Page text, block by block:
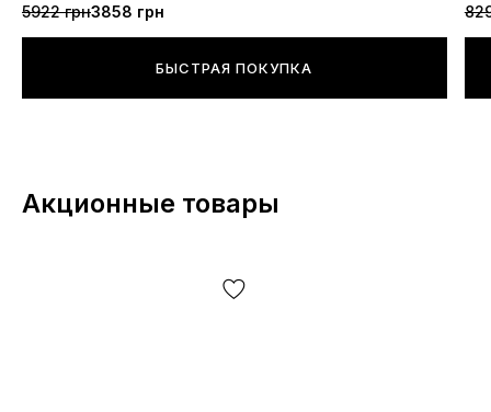
5922 грн3858 грн
БЫСТРАЯ ПОКУПКА
Акционные товары